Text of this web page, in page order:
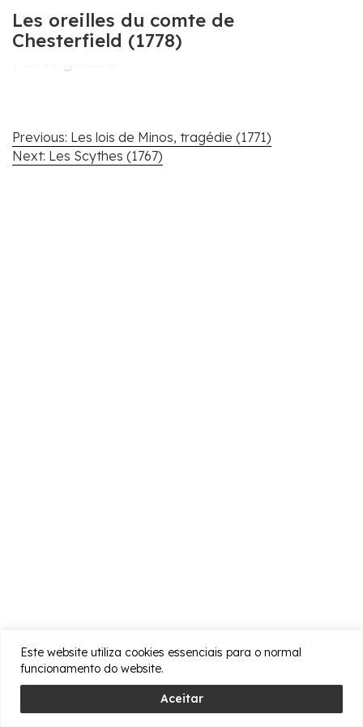
Este website utiliza cookies essenciais para o normal
funcionamento do website.
Aceitar
Cartografar Voltaire em
Portugal e na Literatura
Les oreilles du comte de
Chesterfield (1778)
Navegação
de
Previous: Les lois de Minos, tragédie (1771)
Next: Les Scythes (1767)